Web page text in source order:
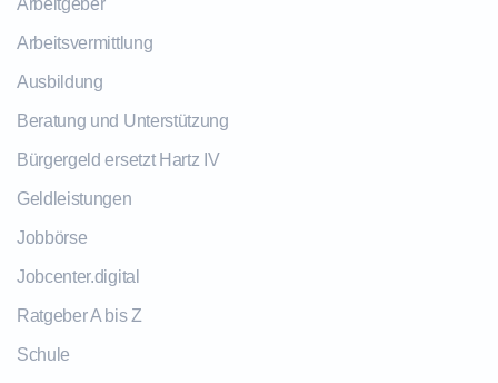
Arbeitgeber
Arbeitsvermittlung
Ausbildung
Beratung und Unterstützung
Bürgergeld ersetzt Hartz IV
Geldleistungen
Jobbörse
Jobcenter.digital
Ratgeber A bis Z
Schule